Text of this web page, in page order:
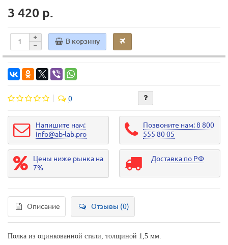
3 420 р.
В корзину
0
Напишите нам:
info@ab-lab.pro
Позвоните нам: 8 800
555 80 05
Цены ниже рынка на
7%
Доставка по РФ
Описание Отзывы (0)
Полка из оцинкованной стали, толщиной 1,5 мм.